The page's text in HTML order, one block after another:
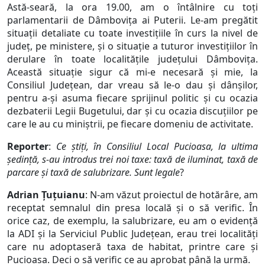
Astă-seară, la ora 19.00, am o întâlnire cu toți
parlamentarii de Dâmbovița ai Puterii. Le-am pregătit
situații detaliate cu toate investițiile în curs la nivel de
județ, pe ministere, și o situație a tuturor investițiilor în
derulare în toate localitățile județului Dâmbovița.
Această situație sigur că mi-e necesară și mie, la
Consiliul Județean, dar vreau să le-o dau și dânșilor,
pentru a-și asuma fiecare sprijinul politic și cu ocazia
dezbaterii Legii Bugetului, dar și cu ocazia discuțiilor pe
care le au cu miniștrii, pe fiecare domeniu de activitate.
Reporter: Ce știți, în Consiliul Local Pucioasa, la ultima
ședință, s-au introdus trei noi taxe: taxă de iluminat, taxă de
parcare și taxă de salubrizare. Sunt legale?
Adrian Țuțuianu: N-am văzut proiectul de hotărâre, am
receptat semnalul din presa locală și o să verific. În
orice caz, de exemplu, la salubrizare, eu am o evidență
la ADI și la Serviciul Public Județean, erau trei localități
care nu adoptaseră taxa de habitat, printre care și
Pucioasa. Deci o să verific ce au aprobat până la urmă.